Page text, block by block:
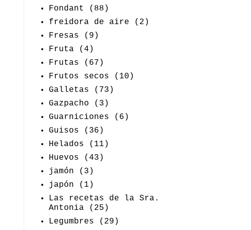
Fondant
(88)
freidora de aire
(2)
Fresas
(9)
Fruta
(4)
Frutas
(67)
Frutos secos
(10)
Galletas
(73)
Gazpacho
(3)
Guarniciones
(6)
Guisos
(36)
Helados
(11)
Huevos
(43)
jamón
(3)
japón
(1)
Las recetas de la Sra.
Antonia
(25)
Legumbres
(29)